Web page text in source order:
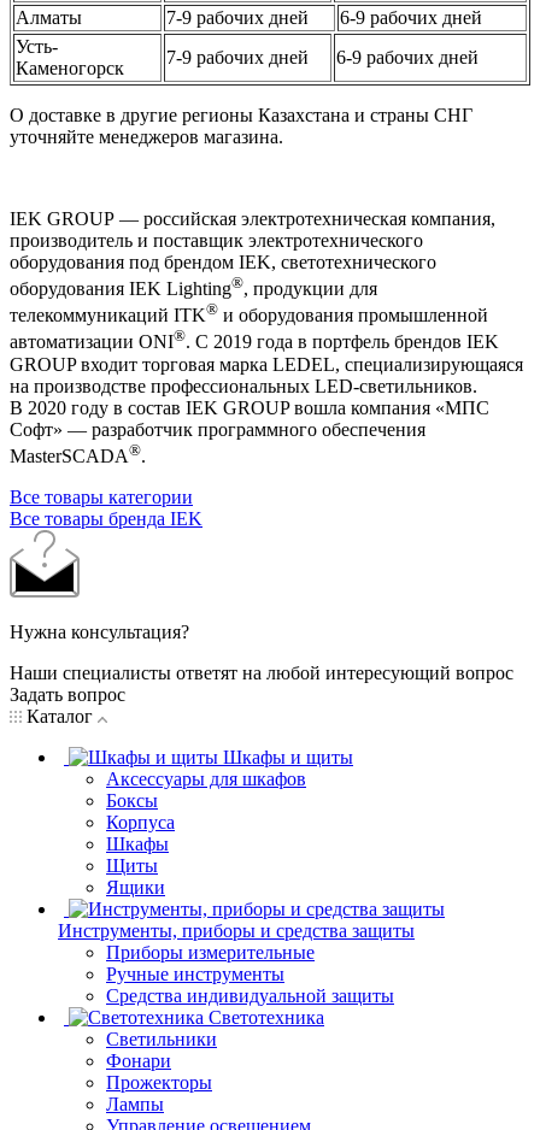
Алматы
7-9 рабочих дней
6-9 рабочих дней
Усть-
Каменогорск
7-9 рабочих дней 6-9 рабочих дней
О доставке в другие регионы Казахстана и страны СНГ
уточняйте менеджеров магазина.
IEK GROUP — российская электротехническая компания,
производитель и поставщик электротехнического
оборудования под брендом IEK, светотехнического
оборудования IEK Lighting®, продукции для
телекоммуникаций ITK® и оборудования промышленной
автоматизации ONI®. С 2019 года в портфель брендов IEK
GROUP входит торговая марка LEDEL, специализирующаяся
на производстве профессиональных LED-светильников.
В 2020 году в состав IEK GROUP вошла компания «МПС
Софт» — разработчик программного обеспечения
MasterSCADA®.
Все товары категории
Все товары бренда IEK
Нужна консультация?
Наши специалисты ответят на любой интересующий вопрос
Задать вопрос
Каталог
Шкафы и щиты
Аксессуары для шкафов
Боксы
Корпуса
Шкафы
Щиты
Ящики
Инструменты, приборы и средства защиты
Приборы измерительные
Ручные инструменты
Средства индивидуальной защиты
Светотехника
Светильники
Фонари
Прожекторы
Лампы
Управление освещением